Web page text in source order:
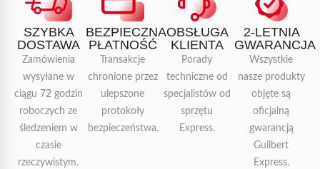
SZYBKA
DOSTAWA
Zamówienia
wysyłane w
ciągu 72 godzin
roboczych ze
śledzeniem w
czasie
rzeczywistym.
BEZPIECZNA
PŁATNOŚĆ
Transakcje
chronione przez
ulepszone
protokoły
bezpieczeństwa.
OBSŁUGA
KLIENTA
Porady
techniczne od
specjalistów od
sprzętu
Express.
2-LETNIA
GWARANCJA
Wszystkie
nasze produkty
objęte są
oficjalną
gwarancją
Guilbert
Express.